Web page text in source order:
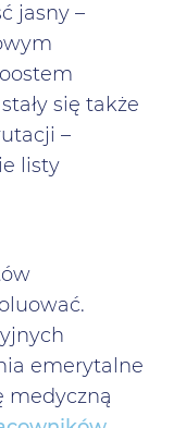
jasny –
się także
–
listy
emerytalne
medyczną